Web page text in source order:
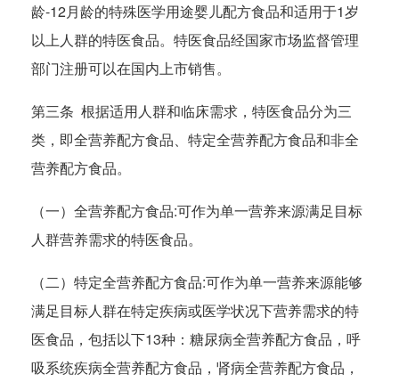
龄-12月龄的特殊医学用途婴儿配方食品和适用于1岁
以上人群的特医食品。特医食品经国家市场监督管理
部门注册可以在国内上市销售。
第三条 根据适用人群和临床需求，特医食品分为三
类，即全营养配方食品、特定全营养配方食品和非全
营养配方食品。
（一）全营养配方食品:可作为单一营养来源满足目标
人群营养需求的特医食品。
（二）特定全营养配方食品:可作为单一营养来源能够
满足目标人群在特定疾病或医学状况下营养需求的特
医食品，包括以下13种：糖尿病全营养配方食品，呼
吸系统疾病全营养配方食品，肾病全营养配方食品，